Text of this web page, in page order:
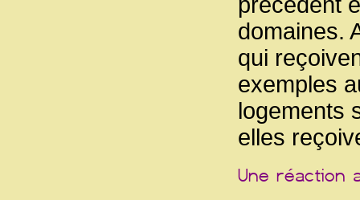
domaines.
qui
exemples
logements
elles